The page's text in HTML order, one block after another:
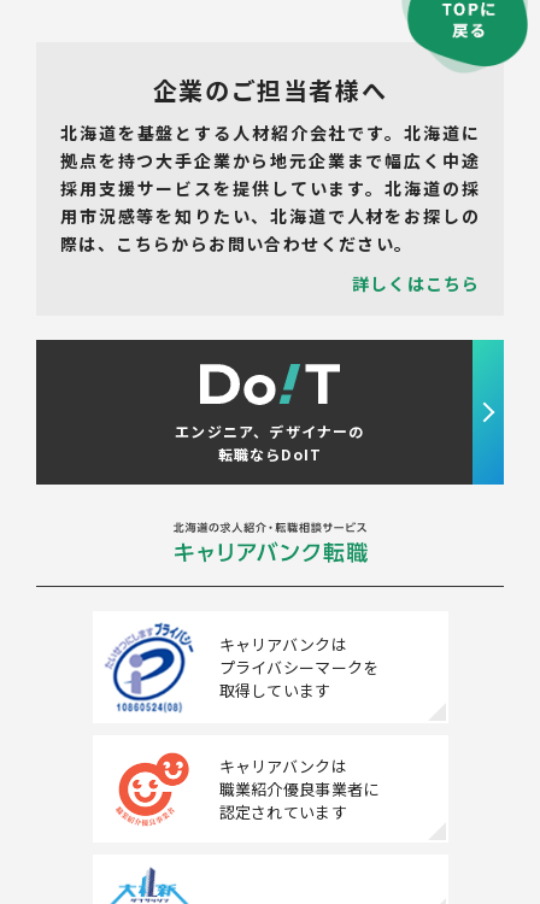
企業のご担当者様へ
北海道を基盤とする人材紹介会社です。北海道に
拠点を持つ大手企業から地元企業まで幅広く中途
採用支援サービスを提供しています。北海道の採
用市況感等を知りたい、北海道で人材をお探しの
際は、こちらからお問い合わせください。
詳しくはこちら
エンジニア、デザイナーの
転職ならDoIT
キャリアバンクは
プライバシーマークを
取得しています
キャリアバンクは
職業紹介優良事業者に
認定されています